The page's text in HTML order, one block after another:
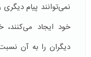
نمی‌توانند پیام
خود ایجاد
دیگران را به آن